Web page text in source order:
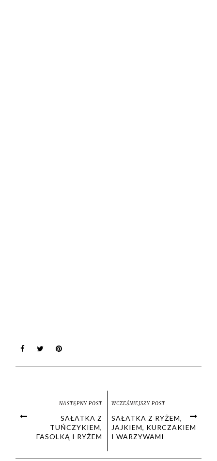
NASTĘPNY POST
SAŁATKA Z
TUŃCZYKIEM,
FASOLKĄ I RYŻEM
WCZEŚNIEJSZY POST
SAŁATKA Z RYŻEM,
JAJKIEM, KURCZAKIEM
I WARZYWAMI